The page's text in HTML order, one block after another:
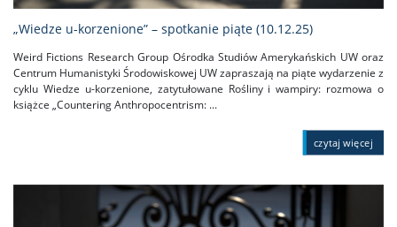
„Wiedze u-korzenione” – spotkanie piąte (10.12.25)
Weird Fictions Research Group Ośrodka Studiów Amerykańskich UW oraz
Centrum Humanistyki Środowiskowej UW zapraszają na piąte wydarzenie z
cyklu Wiedze u-korzenione, zatytułowane Rośliny i wampiry: rozmowa o
książce „Countering Anthropocentrism: ...
czytaj więcej